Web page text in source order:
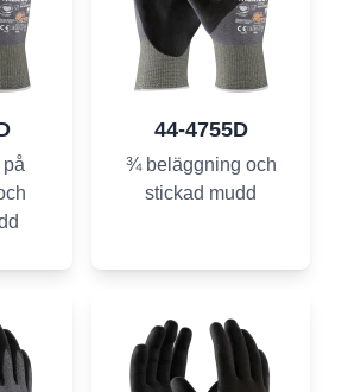
44-4755D
¾ beläggning och
stickad mudd